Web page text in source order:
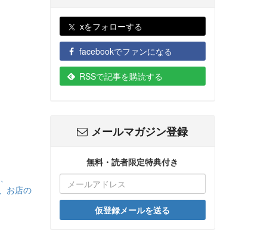
お店の
xをフォローする
facebookでファンになる
RSSで記事を購読する
メールマガジン登録
無料・読者限定特典付き
仮登録メールを送る